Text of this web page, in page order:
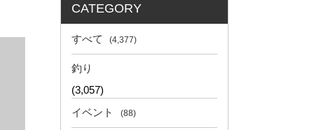
CATEGORY
すべて (4,377)
釣り
(3,057)
イベント
(88)